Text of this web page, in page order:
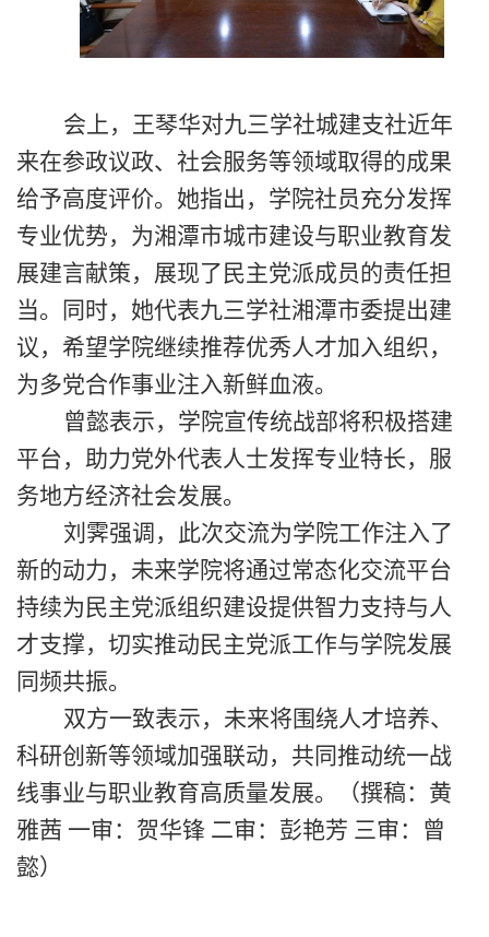
会上，王琴华对九三学社城建支社近年
来在参政议政、社会服务等领域取得的成果
给予高度评价。她指出，学院社员充分发挥
专业优势，为湘潭市城市建设与职业教育发
展建言献策，展现了民主党派成员的责任担
当。同时，她代表九三学社湘潭市委提出建
议，希望学院继续推荐优秀人才加入组织，
为多党合作事业注入新鲜血液。
曾懿表示，学院宣传统战部将积极搭建
平台，助力党外代表人士发挥专业特长，服
务地方经济社会发展。
刘霁强调 ，此次交流为学院工作注入了
新的动力，未来学院将通过常态化交流平台
持续为 民主党派组织建设提供智力支持与人
才支撑，切实推动民主党派工作与学院发展
同频共振。
双方一致表示，未来将围绕人才培养、
科研创新等领域加强联动，共同推动统一战
线事业与职业教育高质量发展。（撰稿：黄
雅茜 一审：贺华锋 二审：彭艳芳 三审：曾
懿）